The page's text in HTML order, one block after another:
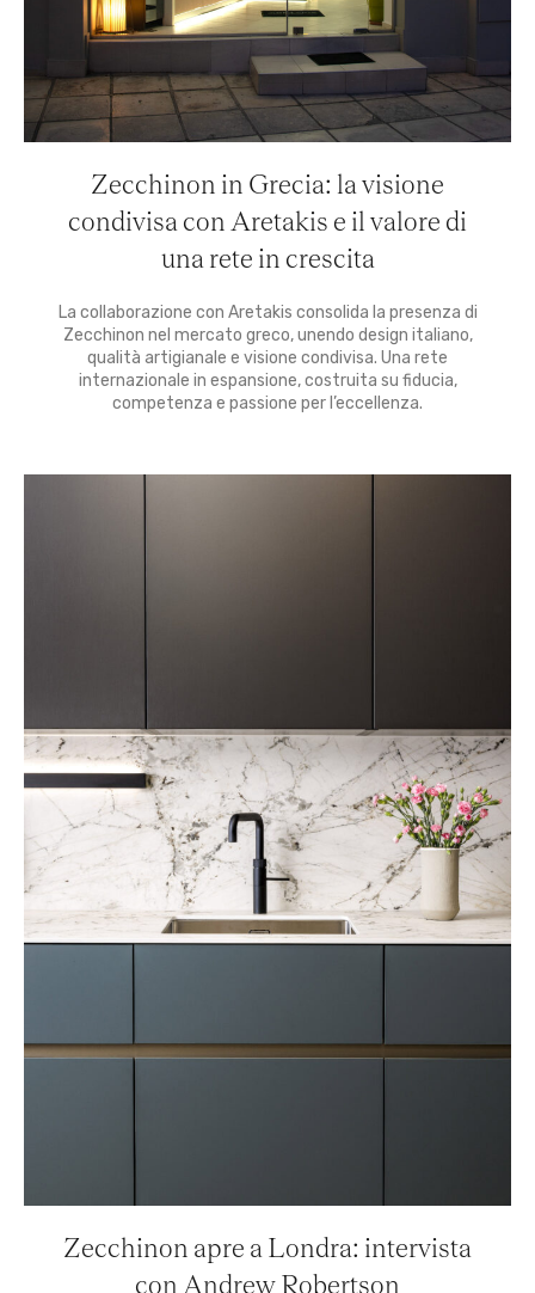
Zecchinon in Grecia: la visione
condivisa con Aretakis e il valore di
una rete in crescita
La collaborazione con Aretakis consolida la presenza di
Zecchinon nel mercato greco, unendo design italiano,
qualità artigianale e visione condivisa. Una rete
internazionale in espansione, costruita su fiducia,
competenza e passione per l’eccellenza.
Zecchinon apre a Londra: intervista
con Andrew Robertson